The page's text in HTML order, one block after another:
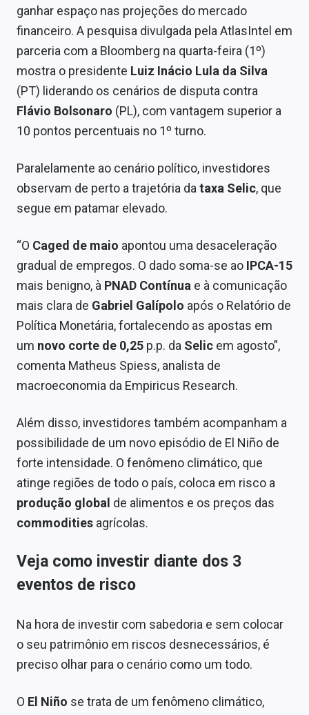
Renda Fixa
Finanças Pessoais
Mercados
Economia
Empresas
Brasil
Política
Especiais
Internacional
Marketing
Tecnologia
Conteúdo de Marca
Sobre
Expediente
Contato
ganhar espaço nas projeções do mercado
financeiro. A pesquisa divulgada pela AtlasIntel em
parceria com a Bloomberg na quarta-feira (1º)
mostra o presidente Luiz Inácio Lula da Silva
(PT) liderando os cenários de disputa contra
Flávio Bolsonaro (PL), com vantagem superior a
10 pontos percentuais no 1º turno.
Paralelamente ao cenário político, investidores
observam de perto a trajetória da taxa Selic, que
segue em patamar elevado.
“O Caged de maio apontou uma desaceleração
gradual de empregos. O dado soma-se ao IPCA-15
mais benigno, à PNAD Contínua e à comunicação
mais clara de Gabriel Galípolo após o Relatório de
Política Monetária, fortalecendo as apostas em
um novo corte de 0,25 p.p. da Selic em agosto”,
comenta Matheus Spiess, analista de
macroeconomia da Empiricus Research.
Além disso, investidores também acompanham a
possibilidade de um novo episódio de El Niño de
forte intensidade. O fenômeno climático, que
atinge regiões de todo o país, coloca em risco a
produção global de alimentos e os preços das
commodities agrícolas.
Veja como investir diante dos 3
eventos de risco
Na hora de investir com sabedoria e sem colocar
o seu patrimônio em riscos desnecessários, é
preciso olhar para o cenário como um todo.
O El Niño se trata de um fenômeno climático,